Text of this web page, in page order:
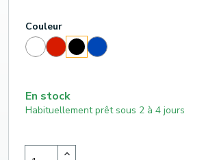
Couleur
BlancRouge
(186
NoirBleu
roi
En stock
Habituellement prêt sous 2 à 4 jours